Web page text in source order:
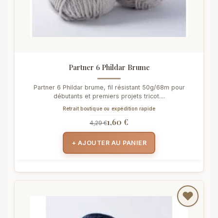
Partner 6 Phildar Brume
Partner 6 Phildar brume, fil résistant 50g/68m pour
débutants et premiers projets tricot....
Retrait boutique ou expédition rapide
4,29 €1,60 €
+ AJOUTER AU PANIER